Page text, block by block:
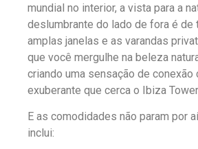
mundial no interior, a vista para a
deslumbrante do lado de fora é de
amplas janelas e as varandas
que você mergulhe na beleza
criando uma sensação de conexão
exuberante que cerca o Ibiza
E as comodidades não param por
inclui: